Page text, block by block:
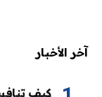
آخر الأخبار